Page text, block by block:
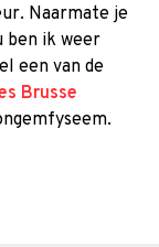
Naarmate je
ben ik weer
een van de
Brusse